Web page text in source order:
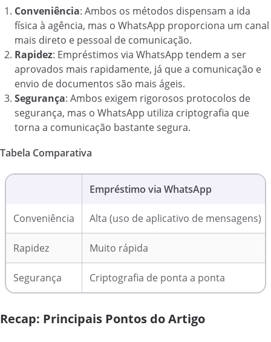
Conveniência: Ambos os métodos dispensam a ida
física à agência, mas o WhatsApp proporciona um canal
mais direto e pessoal de comunicação.
Rapidez: Empréstimos via WhatsApp tendem a ser
aprovados mais rapidamente, já que a comunicação e
envio de documentos são mais ágeis.
Segurança: Ambos exigem rigorosos protocolos de
segurança, mas o WhatsApp utiliza criptografia que
torna a comunicação bastante segura.
Tabela Comparativa
Empréstimo via WhatsApp
Conveniência Alta (uso de aplicativo de mensagens)
Rapidez Muito rápida
Segurança Criptografia de ponta a ponta
Recap: Principais Pontos do Artigo